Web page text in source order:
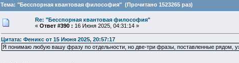
Тема: "Бесспорная квантовая философия" (Прочитано 1523265 раз)
Re: "Бесспорная квантовая философия"
« Ответ #390 : 16 Июня 2025, 04:31:14 »
Цитата: Феникс от 15 Июня 2025, 20:57:17
Я понимаю любую вашу фразу по отдельности, но две-три фразы, поставленные рядом,